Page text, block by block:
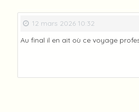
12 mars 2026 10:32
Au final il en ait où ce voyage